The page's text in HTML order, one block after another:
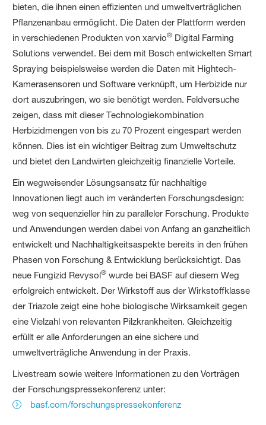
bieten, die ihnen einen effizienten und umweltverträglichen
Pflanzenanbau ermöglicht. Die Daten der Plattform werden
in verschiedenen Produkten von xarvio® Digital Farming
Solutions verwendet. Bei dem mit Bosch entwickelten Smart
Spraying beispielsweise werden die Daten mit Hightech-
Kamerasensoren und Software verknüpft, um Herbizide nur
dort auszubringen, wo sie benötigt werden. Feldversuche
zeigen, dass mit dieser Technologiekombination
Herbizidmengen von bis zu 70 Prozent eingespart werden
können. Dies ist ein wichtiger Beitrag zum Umweltschutz
und bietet den Landwirten gleichzeitig finanzielle Vorteile.
Ein wegweisender Lösungsansatz für nachhaltige
Innovationen liegt auch im veränderten Forschungsdesign:
weg von sequenzieller hin zu paralleler Forschung. Produkte
und Anwendungen werden dabei von Anfang an ganzheitlich
entwickelt und Nachhaltigkeitsaspekte bereits in den frühen
Phasen von Forschung & Entwicklung berücksichtigt. Das
neue Fungizid Revysol® wurde bei BASF auf diesem Weg
erfolgreich entwickelt. Der Wirkstoff aus der Wirkstoffklasse
der Triazole zeigt eine hohe biologische Wirksamkeit gegen
eine Vielzahl von relevanten Pilzkrankheiten. Gleichzeitig
erfüllt er alle Anforderungen an eine sichere und
umweltverträgliche Anwendung in der Praxis.
Livestream sowie weitere Informationen zu den Vorträgen
der Forschungspressekonferenz unter:
basf.com/forschungspressekonferenz